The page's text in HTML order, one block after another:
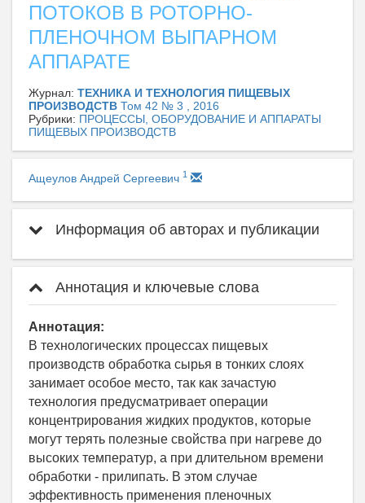
ПОТОКОВ В РОТОРНО-
ПЛЕНОЧНОМ ВЫПАРНОМ
АППАРАТЕ
Журнал: ТЕХНИКА И ТЕХНОЛОГИЯ ПИЩЕВЫХ
ПРОИЗВОДСТВ Том 42 № 3 , 2016
Рубрики: ПРОЦЕССЫ, ОБОРУДОВАНИЕ И АППАРАТЫ
ПИЩЕВЫХ ПРОИЗВОДСТВ
Ащеулов Андрей Сергеевич 1
Информация об авторах и публикации
Аннотация и ключевые слова
Аннотация:
В технологических процессах пищевых
производств обработка сырья в тонких слоях
занимает особое место, так как зачастую
технология предусматривает операции
концентрирования жидких продуктов, которые
могут терять полезные свойства при нагреве до
высоких температур, а при длительном времени
обработки - прилипать. В этом случае
эффективность применения пленочных